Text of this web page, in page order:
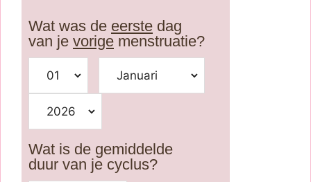
Wat was de eerste dag
van je vorige menstruatie?
Wat is de gemiddelde
duur van je cyclus?